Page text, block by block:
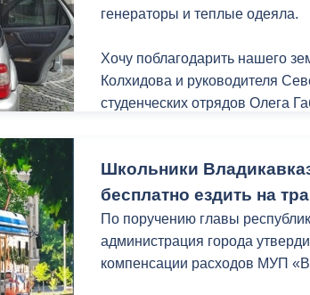
генераторы и теплые одеяла.
Хочу поблагодарить нашего
Колхидова и руководителя
студенческих отрядов Олега
Мой канал в Макс.
Школьники
бесплатно ездить на
По поручению главы
администрация города
компенсации расходов МУП